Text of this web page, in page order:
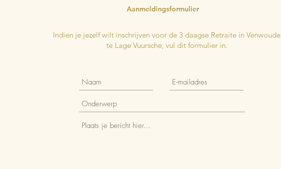
Aanmeldingsformulier
Indien je jezelf wilt inschrijven voor de 3 daagse Retraite in Venwoude
te Lage Vuursche, vul dit formulier in.